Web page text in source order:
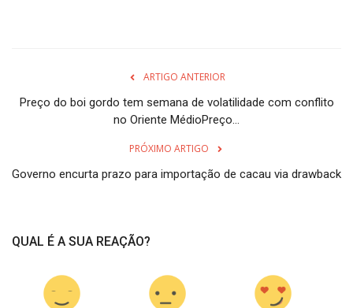
ARTIGO ANTERIOR
Preço do boi gordo tem semana de volatilidade com conflito
no Oriente MédioPreço...
PRÓXIMO ARTIGO
Governo encurta prazo para importação de cacau via drawback
QUAL É A SUA REAÇÃO?